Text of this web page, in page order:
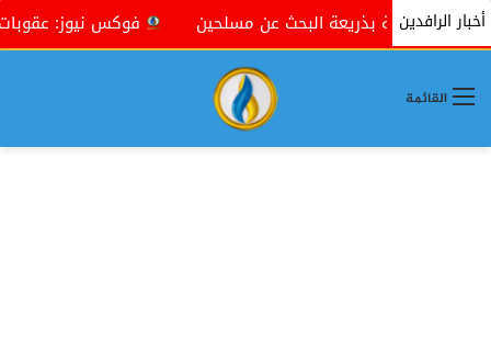
أخبار الرافدين
بذريعة البحث عن مسلحين فوكس نيوز: عقوبات "الضغط
القائمة